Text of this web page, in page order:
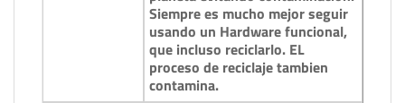
Siempre es mucho mejor seguir
usando un Hardware funcional,
que incluso reciclarlo. EL
proceso de reciclaje tambien
contamina.